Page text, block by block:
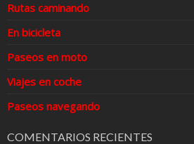
Rutas caminando
En bicicleta
Paseos en moto
Viajes en coche
Paseos navegando
COMENTARIOS RECIENTES